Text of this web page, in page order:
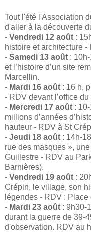
Tout l'été l'Association
d'aller à la découverte
- Vendredi 12 août :
histoire et architecture -
- Samedi 13 août :
et l’histoire d’un site
Marcellin.
- Mardi 16 août : 16 h,
- RDV devant l’office du
- Mercredi 17 août :
millions d’années
hauteur - RDV à St
- Jeudi 18 août : 14h-
rue des masques »,
Guillestre - RDV au
Barnières).
- Vendredi 19 août :
Crépin, le village, son
légendes - RDV :
- Mardi 23 août : 9h30-
durant la guerre de 39-
d'observation. RDV au